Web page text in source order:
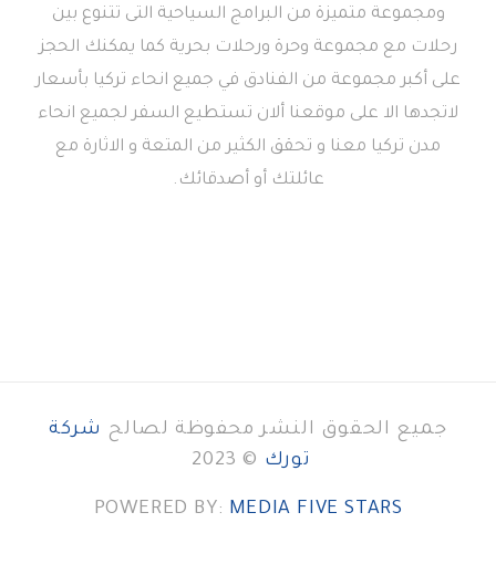
ومجموعة متميزة من البرامج السياحية التى تتنوع بين
رحلات مع مجموعة وحرة ورحلات بحرية كما يمكنك الحجز
على أكبر مجموعة من الفنادق في جميع انحاء تركيا بأسعار
لاتجدها الا على موقعنا ألان تستطيع السفر لجميع انحاء
مدن تركيا معنا و تحقق الكثير من المتعة و الاثارة مع
عائلتك أو أصدقائك.
جميع الحقوق النشر محفوظة لصالح شركة
تورك © 2023
POWERED BY: MEDIA FIVE STARS